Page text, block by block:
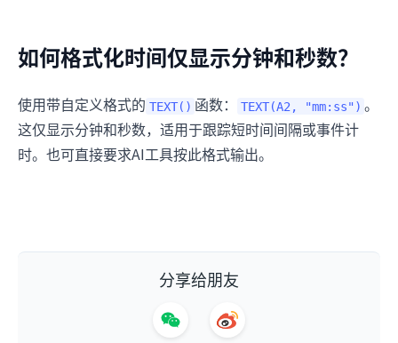
如何格式化时间仅显示分钟和秒数？
使用带自定义格式的 TEXT() 函数： TEXT(A2, "mm:ss") 。
这仅显示分钟和秒数，适用于跟踪短时间间隔或事件计
时。也可直接要求AI工具按此格式输出。
分享给朋友